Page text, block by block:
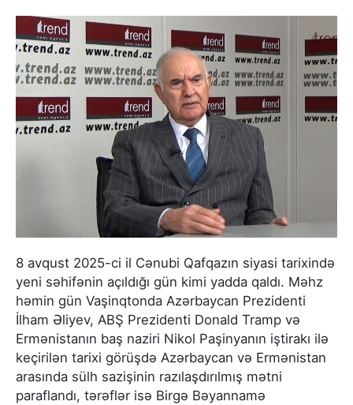
8 avqust 2025-ci il Cənubi Qafqazın siyasi tarixində
yeni səhifənin açıldığı gün kimi yadda qaldı. Məhz
həmin gün Vaşinqtonda Azərbaycan Prezidenti
İlham Əliyev, ABŞ Prezidenti Donald Tramp və
Ermənistanın baş naziri Nikol Paşinyanın iştirakı ilə
keçirilən tarixi görüşdə Azərbaycan və Ermənistan
arasında sülh sazişinin razılaşdırılmış mətni
paraflandı, tərəflər isə Birgə Bəyannamə